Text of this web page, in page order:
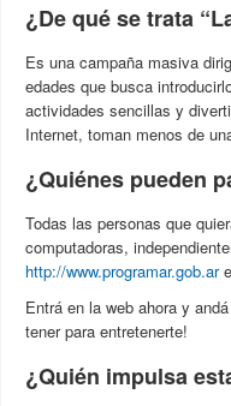
¿De qué se trata
Es una campaña masiva
edades que busca
actividades sencillas y
Internet, toman menos de
¿Quiénes pueden
Todas las personas que
computadoras,
http://www.programar.gob.ar
Entrá en la web ahora y
tener para entretenerte!
¿Quién impulsa